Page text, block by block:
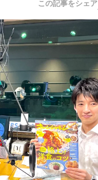
この記事をシェア